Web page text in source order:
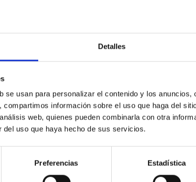
Detalles
se usan para personalizar el contenido y los
compartimos información sobre el uso que haga del
web, quienes pueden combinarla con otra
del uso que haya hecho de sus servicios.
Preferencias Estadística
PRENSA
Francisco Sánchez, director
de Astrofísica de Canarias (IAC) comunica el
quien con su tesón logró crear uno de los centros de
astrofísicos del mundo: el Observatorio del
El fallecimiento ha tenido lugar en el día de hoy
director del IAC, Valentín Martínez Pillet, destaca que